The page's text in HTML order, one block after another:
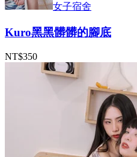
女子宿舍
Kuro黑黑髒髒的腳底
NT$350